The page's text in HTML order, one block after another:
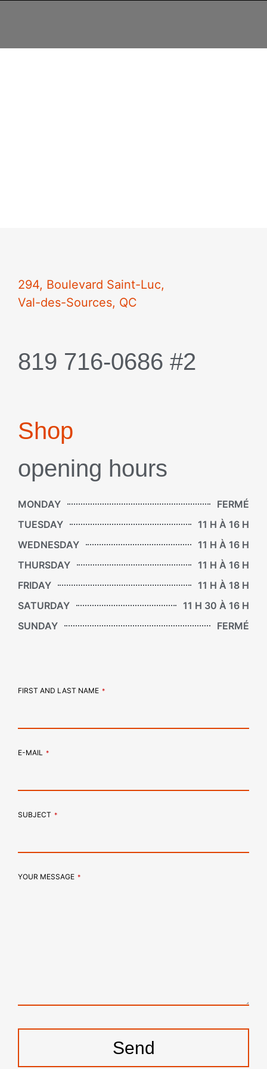
294, Boulevard Saint-Luc,
Val-des-Sources, QC
819 716-0686 #2
Shop
opening hours
MONDAY
FERMÉ
TUESDAY
11 H À 16 H
WEDNESDAY
11 H À 16 H
THURSDAY
11 H À 16 H
FRIDAY
11 H À 18 H
SATURDAY
11 H 30 À 16 H
SUNDAY
FERMÉ
FIRST AND LAST NAME *
E-MAIL *
EMAIL *
SUBJECT *
YOUR MESSAGE *
Send